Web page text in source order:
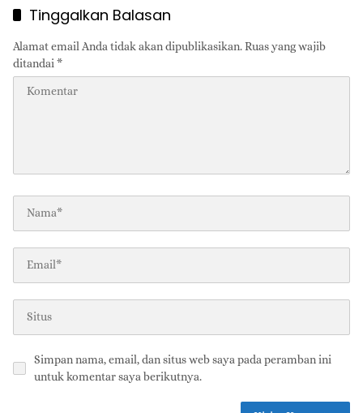
Tinggalkan Balasan
Alamat email Anda tidak akan dipublikasikan.Ruas yang wajib
ditandai *
Simpan nama, email, dan situs web saya pada peramban ini
untuk komentar saya berikutnya.